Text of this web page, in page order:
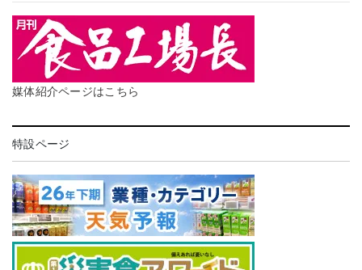
媒体紹介ページはこちら
特設ページ